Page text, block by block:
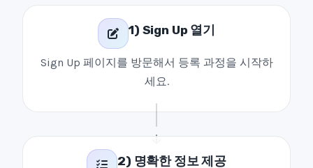
1) Sign Up 열기
Sign Up 페이지를 방문해서 등록 과정을 시작하
세요.
2) 명확한 정보 제공